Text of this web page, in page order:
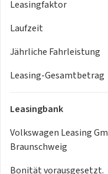
- Matrix LED-
-
- LED-Heckleuchten
dynamischem Blinklicht
- Remote Parkassistent
- Audi connect Notruf &
Control
- On-board-Ladegerät
- 3-Zonen-
Leasingfaktor
Laufzeit
Jährliche Fahrleistung
Leasing-Gesamtbetrag
Leasingbank
Volkswagen Leasing
Braunschweig
Bonität vorausgesetzt.